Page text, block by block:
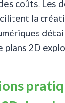
coûts. Les
la
plans 2D